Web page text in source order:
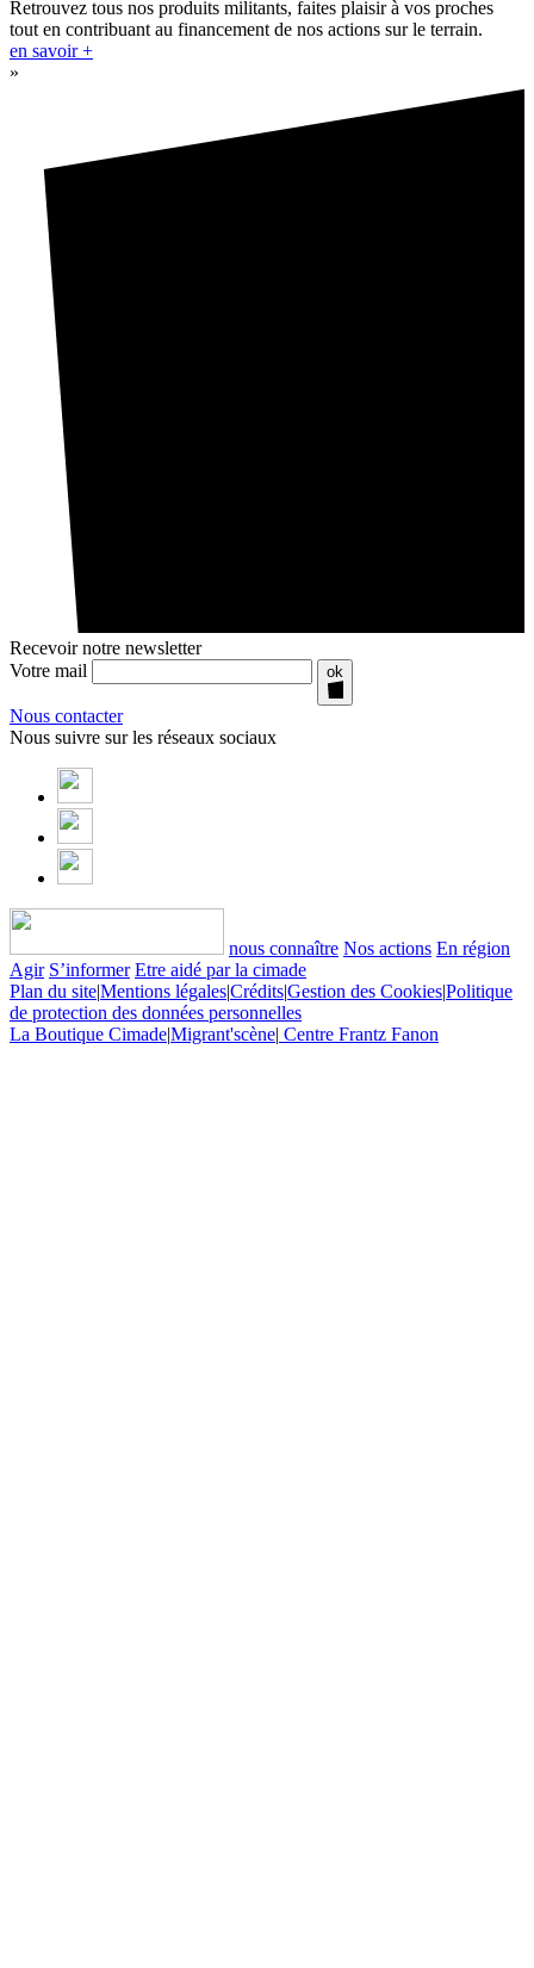
Retrouvez tous nos produits militants, faites plaisir à vos proches
tout en contribuant au financement de nos actions sur le terrain.
en savoir +
»
Recevoir notre newsletter
Votre mail
ok
Nous contacter
Nous suivre sur les réseaux sociaux
nous connaître Nos actions En région
Agir S’informer Etre aidé par la cimade
Plan du site|Mentions légales|Crédits|Gestion des Cookies|Politique
de protection des données personnelles
La Boutique Cimade|Migrant'scène| Centre Frantz Fanon